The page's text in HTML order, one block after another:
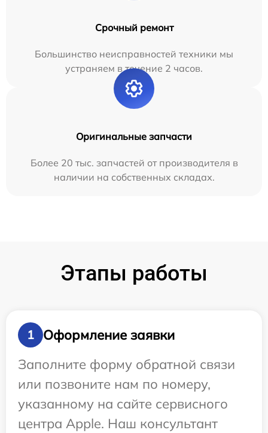
Срочный ремонт
Большинство неисправностей техники мы
устраняем в течение 2 часов.
Оригинальные запчасти
Более 20 тыс. запчастей от производителя в
наличии на собственных складах.
Этапы работы
1
Оформление заявки
Заполните форму обратной связи
или позвоните нам по номеру,
указанному на сайте сервисного
центра Apple. Наш консультант